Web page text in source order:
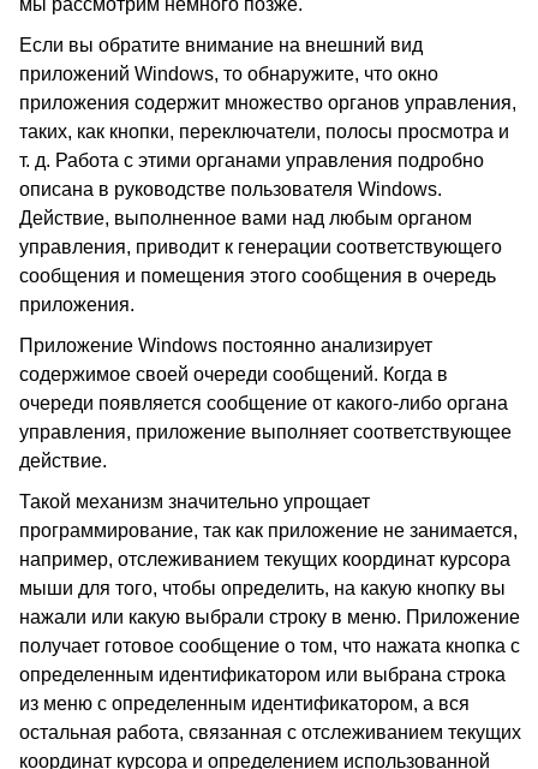
мы рассмотрим немного позже.
Если вы обратите внимание на внешний вид
приложений Windows, то обнаружите, что окно
приложения содержит множество органов управления,
таких, как кнопки, переключатели, полосы просмотра и
т. д. Работа с этими органами управления подробно
описана в руководстве пользователя Windows.
Действие, выполненное вами над любым органом
управления, приводит к генерации соответствующего
сообщения и помещения этого сообщения в очередь
приложения.
Приложение Windows постоянно анализирует
содержимое своей очереди сообщений. Когда в
очереди появляется сообщение от какого-либо органа
управления, приложение выполняет соответствующее
действие.
Такой механизм значительно упрощает
программирование, так как приложение не занимается,
например, отслеживанием текущих координат курсора
мыши для того, чтобы определить, на какую кнопку вы
нажали или какую выбрали строку в меню. Приложение
получает готовое сообщение о том, что нажата кнопка с
определенным идентификатором или выбрана строка
из меню с определенным идентификатором, а вся
остальная работа, связанная с отслеживанием текущих
координат курсора и определением использованной